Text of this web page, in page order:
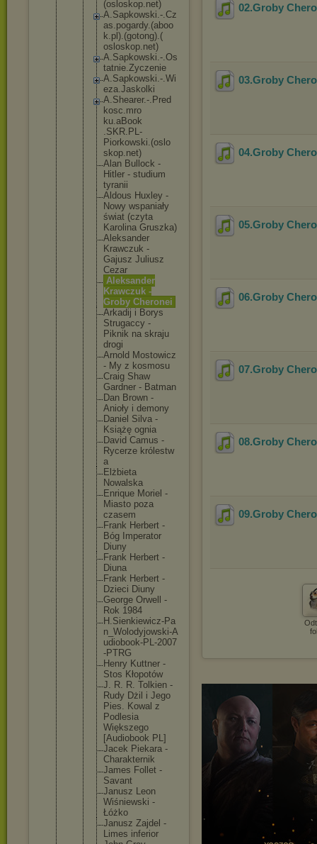
(osloskop.net)
A.Sapkowski.-.Cz
as.pogardy.(aboo
k.pl).(gotong).(
osloskop.net)
A.Sapkowski.-.Os
tatnie.Zyczenie
A.Sapkowski.-.Wi
eza.Jaskolki
A.Shearer.-.Pred
kosc.mro
ku.aBook
.SKR.PL-
Piorkows ki.(oslo
skop.net)
Alan Bullock -
Hitler - studium
tyranii
Aldous Huxley -
Nowy wspaniały
świat (czyta
Karolina Gruszka)
Aleksander
Krawczuk -
Gajusz Juliusz
Cezar
Aleksander
Krawczuk -
Groby Cheronei
Arkadij i Borys
Strugaccy -
Piknik na skraju
drogi
Arnold Mostowicz
- My z kosmosu
Craig Shaw
Gardner - Batman
Dan Brown -
Anioły i demony
Daniel Silva -
Książę ognia
David Camus -
Rycerze królestw
a
Elżbieta
Nowalska
Enrique Moriel -
Miasto poza
czasem
Frank Herbert -
Bóg Imperator
Diuny
Frank Herbert -
Diuna
Frank Herbert -
Dzieci Diuny
George Orwell -
Rok 1984
H.Sienkiewicz-Pa
n_Wolodyjowski-A
udiobook-PL-2007
-PTRG
Henry Kuttner -
Stos Kłopotów
J. R. R. Tolkien -
Rudy Dżil i Jego
Pies. Kowal z
Podlesia
Większego
[Audiobook PL]
Jacek Piekara -
Charakternik
James Follet -
Savant
Janusz Leon
Wiśniews ki -
Łóżko
Janusz Zajdel -
Limes inferior
02.Groby
03.Groby
04.Groby
05.Groby
06.Groby
07.Groby
08.Groby
09.Groby